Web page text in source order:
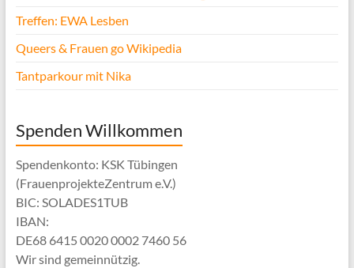
Treffen: EWA Lesben
Queers & Frauen go Wikipedia
Tantparkour mit Nika
Spenden Willkommen
Spendenkonto: KSK Tübingen
(FrauenprojekteZentrum e.V.)
BIC: SOLADES1TUB
IBAN:
DE68 6415 0020 0002 7460 56
Wir sind gemeinnützig.